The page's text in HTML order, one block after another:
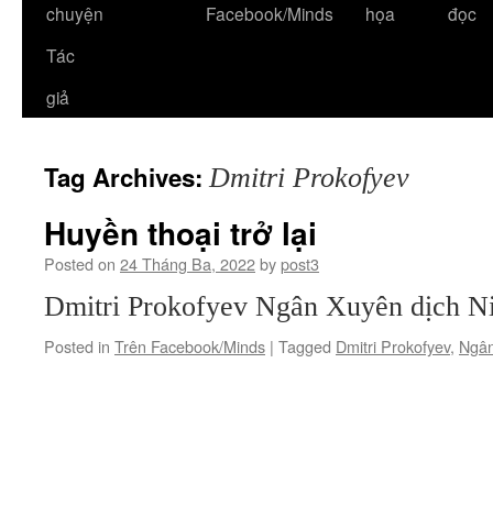
chuyện
Facebook/Minds
họa
đọc
Tác
giả
Tag Archives:Dmitri Prokofyev
Huyền thoại trở lại
Posted on 24 Tháng Ba, 2022bypost3
Dmitri Prokofyev Ngân Xuyên dịch
Posted in Trên Facebook/Minds | Tagged Dmitri Prokofyev,